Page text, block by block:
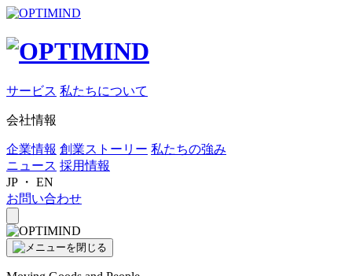
サービス 私たちについて
会社情報
企業情報 創業ストーリー 私たちの強み
ニュース 採用情報
JP
・ EN
お問い合わせ